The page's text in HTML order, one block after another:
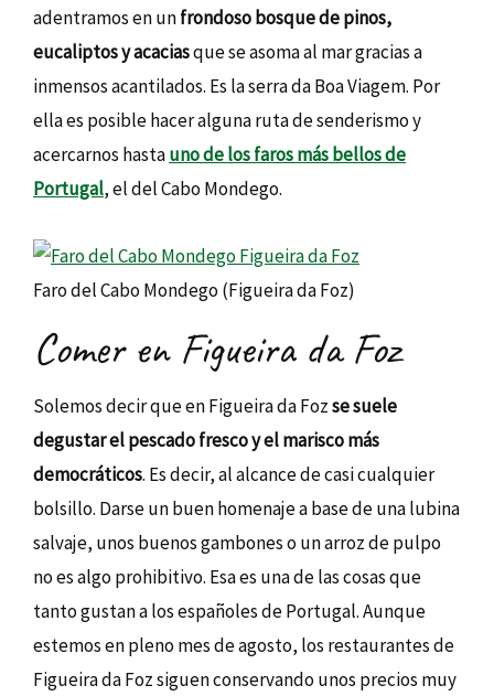
adentramos en unfrondoso bosque de pinos,
eucaliptos y acaciasque se asoma al mar gracias a
inmensos acantilados. Es la serra da Boa Viagem. Por
ella es posible hacer alguna ruta de senderismo y
acercarnos hastauno de los faros más bellos de
Portugal, el del Cabo Mondego.
Faro del Cabo Mondego (Figueira da Foz)
Comer en Figueira da Foz
Solemos decir que en Figueira da Fozse suele
degustar el pescado fresco y el marisco más
democráticos. Es decir, al alcance de casi cualquier
bolsillo. Darse un buen homenaje a base de una lubina
salvaje, unos buenos gambones o un arroz de pulpo
no es algo prohibitivo. Esa es una de las cosas que
tanto gustan a los españoles de Portugal. Aunque
estemos en pleno mes de agosto, los restaurantes de
Figueira da Foz siguen conservando unos precios muy